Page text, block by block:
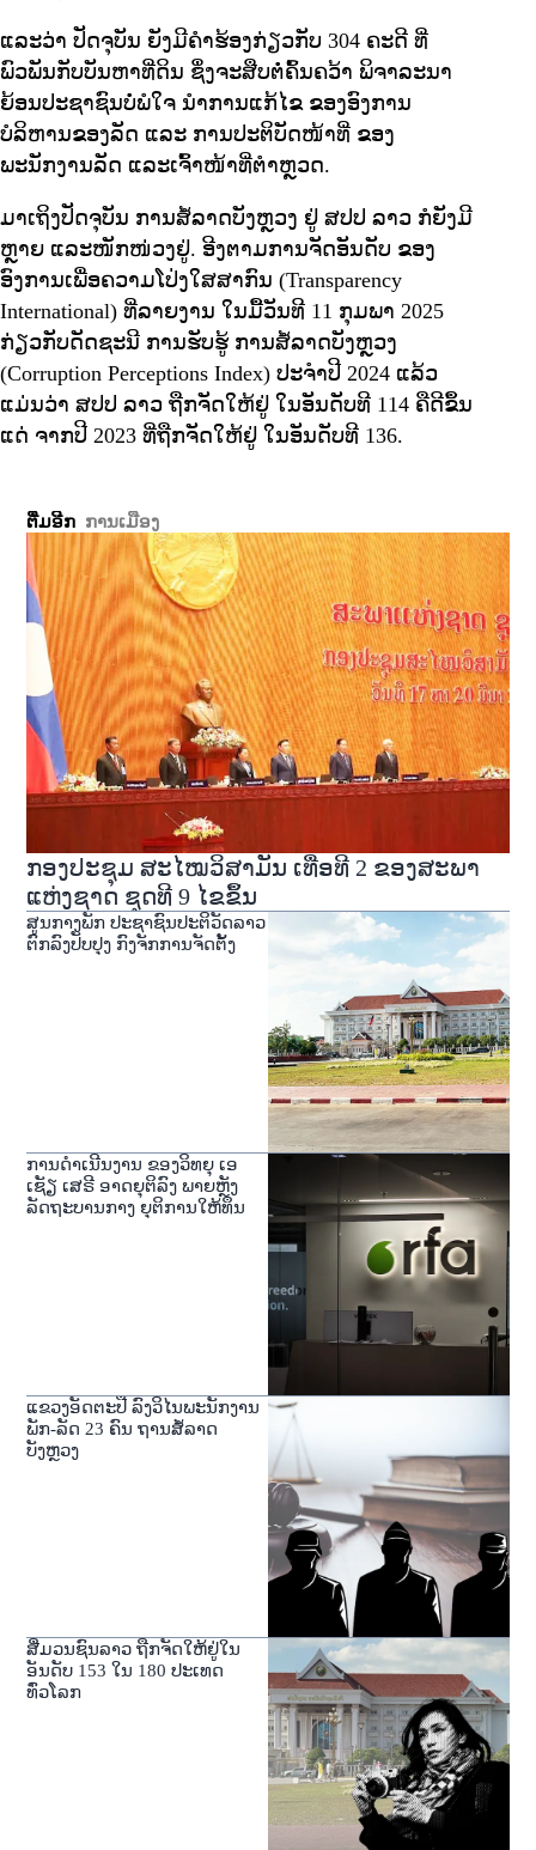
ແລະວ່າ ປັດຈຸບັນ ຍັງມີຄໍາຮ້ອງກ່ຽວກັບ 304 ຄະດີ ທີ່
ພົວພັນກັບບັນຫາທີ່ດິນ ຊຶ່ງຈະສືບຕໍ່ຄົ້ນຄວ້າ ພິຈາລະນາ
ຍ້ອນປະຊາຊົນບໍ່ພໍໃຈ ນໍາການແກ້ໄຂ ຂອງອົງການ
ບໍລິຫານຂອງລັດ ແລະ ການປະຕິບັດໜ້າທີ່ ຂອງ
ພະນັກງານລັດ ແລະເຈົ້າໜ້າທີ່ຕໍາຫຼວດ.
ມາເຖິງປັດຈຸບັນ ການສໍ້ລາດບັງຫຼວງ ຢູ່ ສປປ ລາວ ກໍຍັງມີ
ຫຼາຍ ແລະໜັກໜ່ວງຢູ່. ອີງຕາມການຈັດອັນດັບ ຂອງ
ອົງການເພື່ອຄວາມໂປ່ງໃສສາກົນ (Transparency
International) ທີ່ລາຍງານ ໃນມື້ວັນທີ 11 ກຸມພາ 2025
ກ່ຽວກັບດັດຊະນີ ການຮັບຮູ້ ການສໍ້ລາດບັງຫຼວງ
(Corruption Perceptions Index) ປະຈໍາປີ 2024 ແລ້ວ
ແມ່ນວ່າ ສປປ ລາວ ຖືກຈັດໃຫ້ຢູ່ ໃນອັນດັບທີ 114 ຄືດີຂຶ້ນ
ແດ່ ຈາກປີ 2023 ທີ່ຖືກຈັດໃຫ້ຢູ່ ໃນອັນດັບທີ 136.
ຕື່ມອີກ ການເມືອງ
ກອງປະຊຸມ ສະໄໝວິສາມັນ ເທື່ອທີ 2 ຂອງສະພາ
ແຫ່ງຊາດ ຊຸດທີ 9 ໄຂຂຶ້ນ
ສູນກາງພັກ ປະຊາຊົນປະຕິວັດລາວ
ຕົກລົງປັບປຸງ ກົງຈັກການຈັດຕັ້ງ
ການດໍາເນີນງານ ຂອງວິທຍຸ ເອ
ເຊັຽ ເສຣີ ອາດຍຸຕິລົງ ພາຍຫຼັງ
ລັດຖະບານກາງ ຍຸຕິການໃຫ້ທຶນ
ແຂວງອັດຕະປື ລົງວິໄນພະນັກງານ
ພັກ-ລັດ 23 ຄົນ ຖານສໍ້ລາດ
ບັງຫຼວງ
ສື່ມວນຊົນລາວ ຖືກຈັດໃຫ້ຢູ່ໃນ
ອັນດັບ 153 ໃນ 180 ປະເທດ
ທົ່ວໂລກ